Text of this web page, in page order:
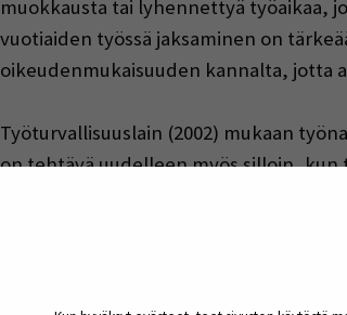
muokkausta tai lyhennettyä työaikaa,
vuotiaiden työssä jaksaminen on
oikeudenmukaisuuden kannalta, jotta
Työturvallisuuslain (2002) mukaan
on tehtävä uudelleen myös silloin,
Ikäjohtamisen